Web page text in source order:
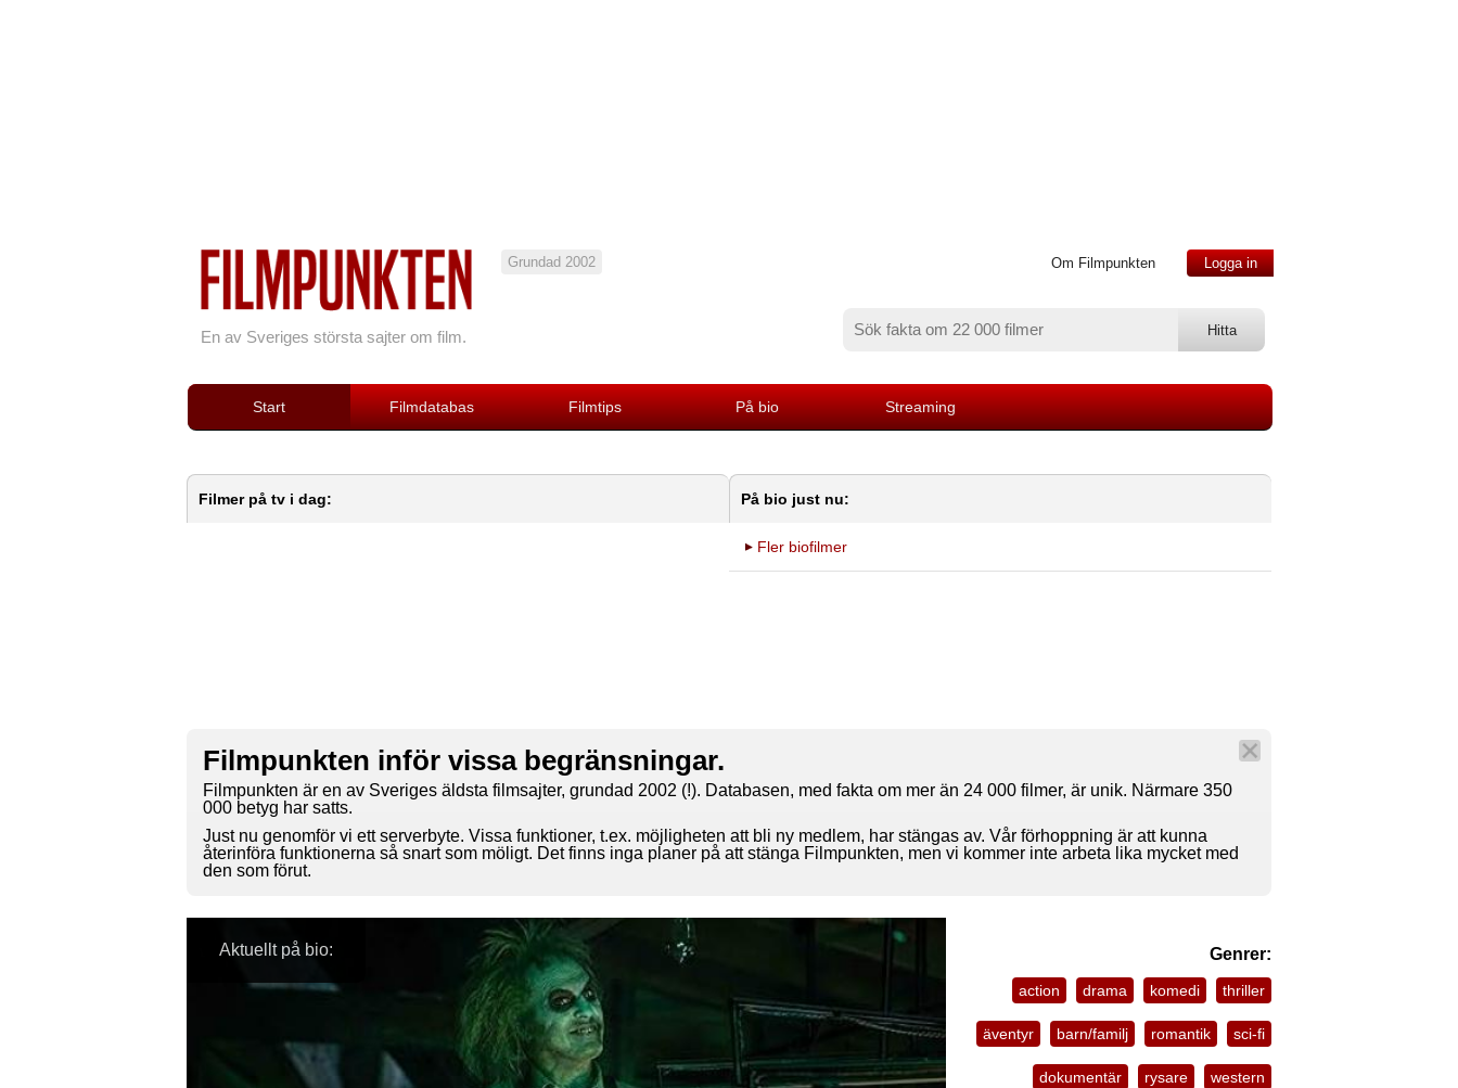
En av Sveriges största sajter om film.
Grundad 2002 Om Filmpunkten Logga in
Start Filmdatabas Filmtips På bio Streaming
Filmer på tv i dag: På bio just nu:
Fler biofilmer
Filmpunkten inför vissa begränsningar.
Filmpunkten är en av Sveriges äldsta filmsajter, grundad 2002 (!). Databasen, med fakta om mer än 24 000 filmer, är unik. Närmare 350
000 betyg har satts.
Just nu genomför vi ett serverbyte. Vissa funktioner, t.ex. möjligheten att bli ny medlem, har stängas av. Vår förhoppning är att kunna
återinföra funktionerna så snart som möligt. Det finns inga planer på att stänga Filmpunkten, men vi kommer inte arbeta lika mycket med
den som förut.
Aktuellt på bio: Genrer:
action drama komedi thriller
äventyr barn/familj romantik sci-fi
dokumentär rysare western